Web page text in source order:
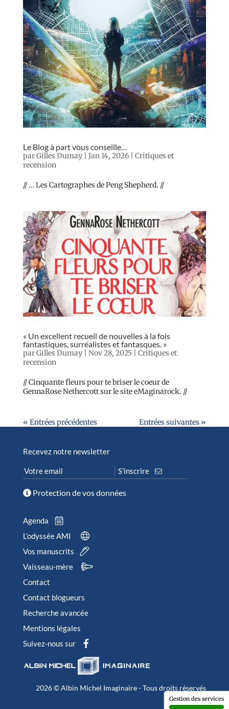
Le Blog à part vous conseille…
parGilles Dumay| Jan 14, 2026| Critiques et
recension
// … Les Cartographes de Peng Shepherd. //
« Un excellent recueil de nouvelles à la fois
fantastiques, surréalistes et fantasques. »
parGilles Dumay| Nov 28, 2025| Critiques et
recension
// Cinquante fleurs pour te briser le coeur de
GennaRose Nethercott sur le site eMaginarock. //
« Entrées précédentes Entrées suivantes »
Recevez notre newsletter
Protection de vos données
Agenda
L’odyssée AMI
Vos manuscrits
Vaisseau-mère
Contact
Contact blogueurs
Recherche avancée
Mentions légales
Suivez-nous sur
2026 © Albin Michel Imaginaire - Tous droits réservés
Gestion des services